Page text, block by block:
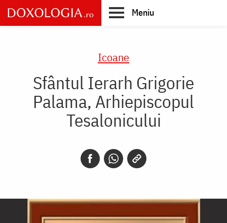
Skip
to
main
Meniu
Icoane
Sfântul Ierarh Grigorie
Palama, Arhiepiscopul
Tesalonicului